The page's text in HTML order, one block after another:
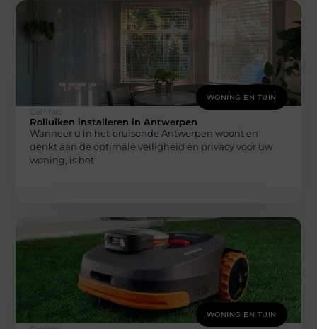
WONING EN TUIN
Carlinks
Rolluiken installeren in Antwerpen
Wanneer u in het bruisende Antwerpen woont en
denkt aan de optimale veiligheid en privacy voor uw
woning, is het
WONING EN TUIN